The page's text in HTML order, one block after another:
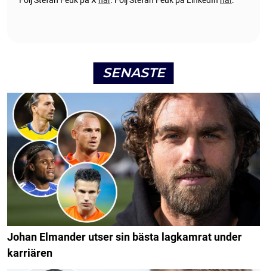
SENASTE
Johan Elmander utser sin bästa lagkamrat under
karriären